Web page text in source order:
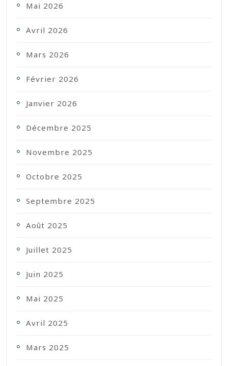
Mai 2026
Avril 2026
Mars 2026
Février 2026
Janvier 2026
Décembre 2025
Novembre 2025
Octobre 2025
Septembre 2025
Août 2025
Juillet 2025
Juin 2025
Mai 2025
Avril 2025
Mars 2025